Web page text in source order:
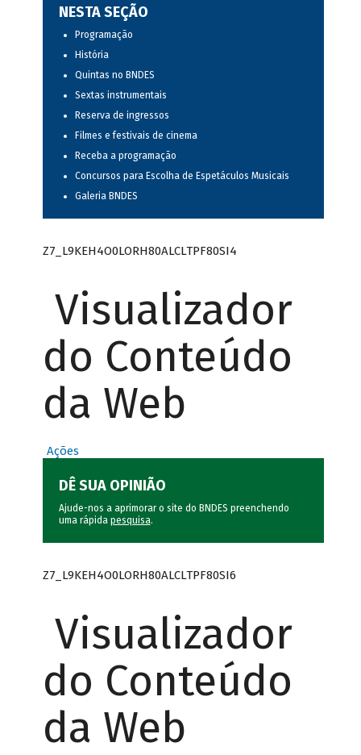
NESTA SEÇÃO
Programação
História
Quintas no BNDES
Sextas instrumentais
Reserva de ingressos
Filmes e festivais de cinema
Receba a programação
Concursos para Escolha de Espetáculos Musicais
Galeria BNDES
Z7_L9KEH4O0LORH80ALCLTPF80SI4
Visualizador
do Conteúdo
da Web
Ações
DÊ SUA OPINIÃO
Ajude-nos a aprimorar o site do BNDES preenchendo
uma rápida pesquisa.
Z7_L9KEH4O0LORH80ALCLTPF80SI6
Visualizador
do Conteúdo
da Web